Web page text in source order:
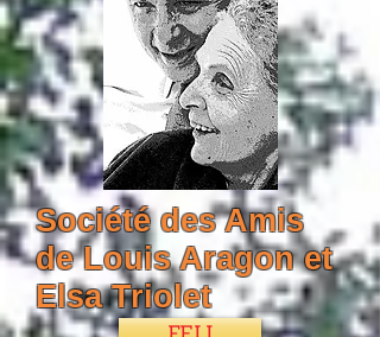
Société des Amis
de Louis Aragon et
Elsa Triolet